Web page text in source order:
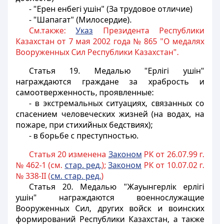
- "Ерен енбегi ушiн" (За трудовое отличие)
- "Шапагат" (Милосердие).
См.также:Указ Президента Республики
Казахстан от 7 мая 2002 года № 865 "О медалях
Вооруженных Сил Республики Казахстан".
Статья 19. Медалью "Ерлiгi ушiн"
награждаются граждане за храбрость и
самоотверженность, проявленные:
- в экстремальных ситуациях, связанных со
спасением человеческих жизней (на водах, на
пожаре, при стихийных бедствиях);
- в борьбе с преступностью.
Статья 20 изменена Законом РК от 26.07.99 г.
№ 462-1 (см. стар. ред.);Законом РК от 10.07.02 г.
№ 338-II (см. стар. ред.)
Статья 20. Медалью "Жауынгерлiк epлiгi
ушiн" награждаются военнослужащие
Вооруженных Сил, других войск и воинских
формирований Республики Казахстан, а также